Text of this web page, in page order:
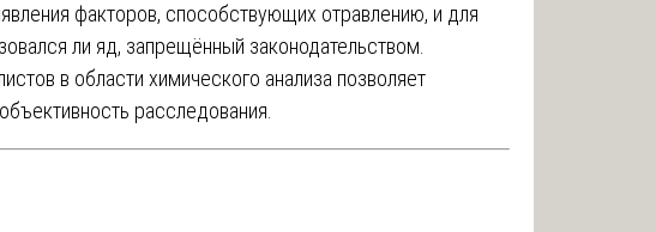
факторов, способствующих отравлению, и для
ли яд, запрещённый законодательством.
в области химического анализа позволяет
расследования.